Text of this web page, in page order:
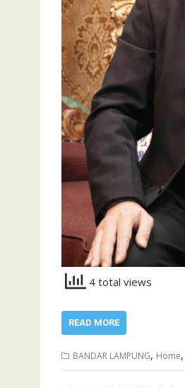
4 total views
READ MORE
BANDAR LAMPUNG, Home,